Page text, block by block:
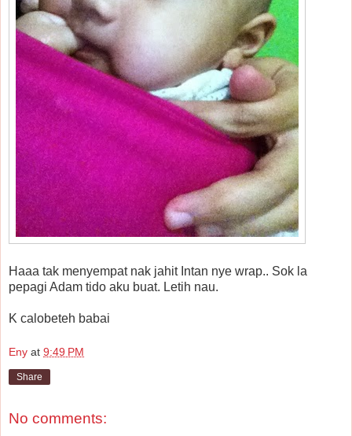
Haaa tak menyempat nak jahit Intan nye wrap.. Sok la
pepagi Adam tido aku buat. Letih nau.
K calobeteh babai
Eny at 9:49 PM
Share
No comments: